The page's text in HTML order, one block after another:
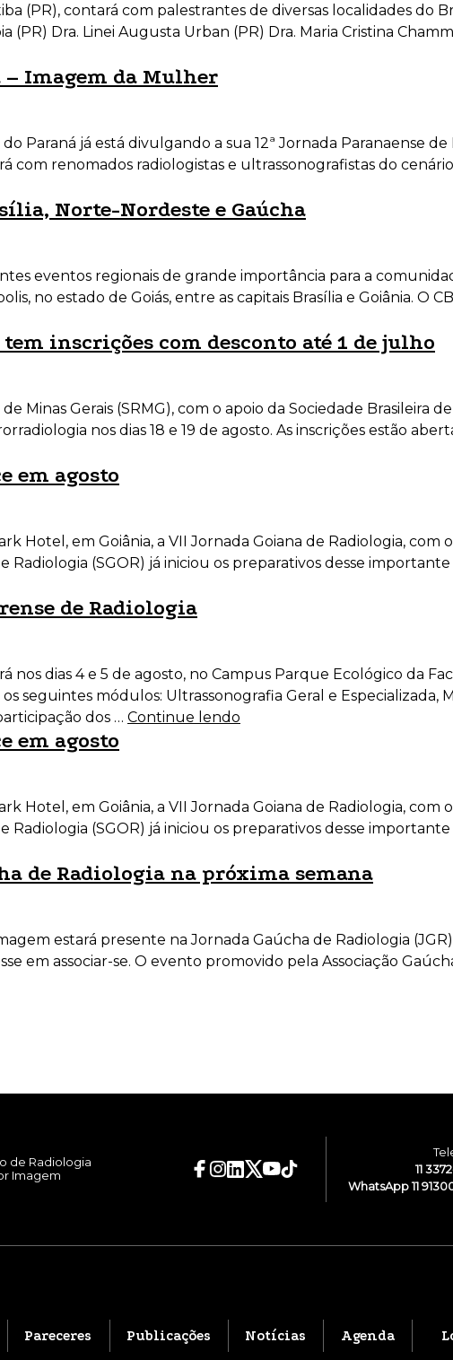
(PR), contará com palestrantes de diversas localidades do
Dra. Linei Augusta Urban (PR) Dra. Maria Cristina
– Imagem da Mulher
Paraná já está divulgando a sua 12ª Jornada Paranaense
com renomados radiologistas e ultrassonografistas do
Norte-Nordeste e Gaúcha
eventos regionais de grande importância para a
no estado de Goiás, entre as capitais Brasília e Goiânia. O
inscrições com desconto até 1 de julho
Minas Gerais (SRMG), com o apoio da Sociedade Brasileira
nos dias 18 e 19 de agosto. As inscrições estão
em agosto
Hotel, em Goiânia, a VII Jornada Goiana de Radiologia,
Radiologia (SGOR) já iniciou os preparativos desse
de Radiologia
nos dias 4 e 5 de agosto, no Campus Parque Ecológico da
seguintes módulos: Ultrassonografia Geral e
dos … Continue lendo
em agosto
Hotel, em Goiânia, a VII Jornada Goiana de Radiologia,
Radiologia (SGOR) já iniciou os preparativos desse
de Radiologia na próxima semana
estará presente na Jornada Gaúcha de Radiologia
em associar-se. O evento promovido pela Associação
de Radiologia
Imagem
Pareceres Publicações Notícias Agenda
11
WhatsApp 11